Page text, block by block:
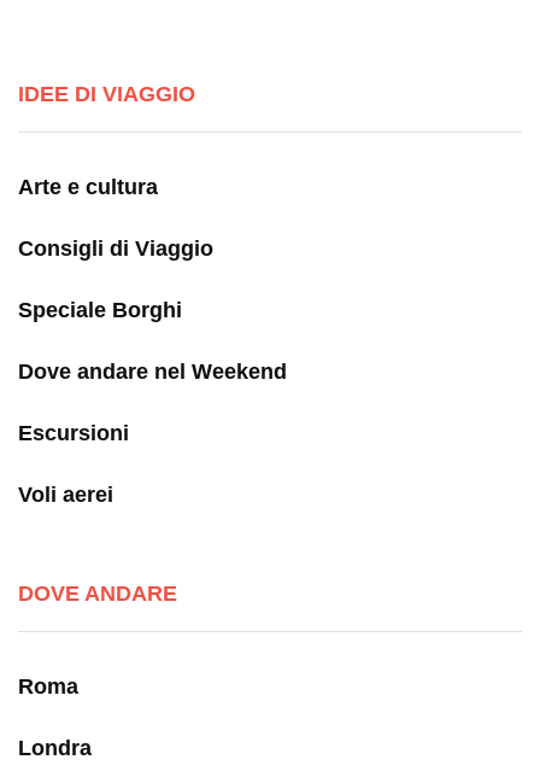
IDEE DI VIAGGIO
Arte e cultura
Consigli di Viaggio
Speciale Borghi
Dove andare nel Weekend
Escursioni
Voli aerei
DOVE ANDARE
Roma
Londra